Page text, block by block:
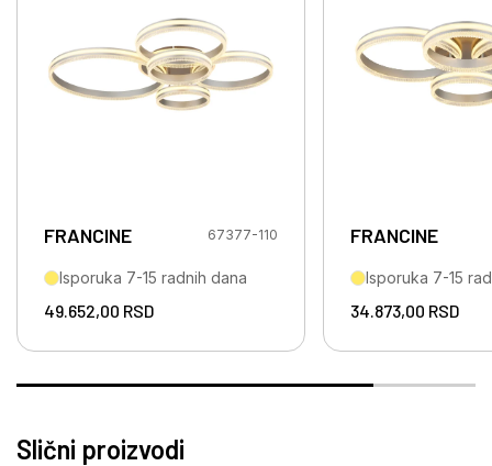
FRANCINE 67377-110
Isporuka 7-15 radnih dana
49.652,00 RSD
FRANCINE
Isporuka 7-15
34.873,00 RSD
Slični proizvodi